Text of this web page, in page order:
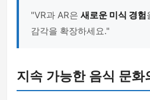
"VR과 AR은 새로운 미식 경험
감각을 확장하세요."
지속 가능한 음식 문화